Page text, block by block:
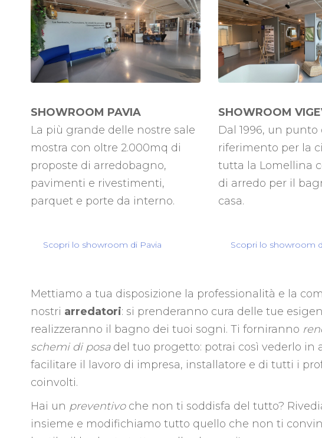
SHOWROOM PAVIA
La più grande delle nostre sale
mostra con oltre 2.000mq di
proposte di arredobagno,
pavimenti e rivestimenti,
parquet e porte da interno.
Scopri lo showroom di Pavia
SHOWROOM
Dal 1996, un punto
riferimento per la
tutta la Lomellina
di arredo per il
casa.
Scopri lo showroom
Mettiamo a tua disposizione la professionalità e la
nostri arredatori: si prenderanno cura delle tue
realizzeranno il bagno dei tuoi sogni. Ti forniranno
schemi di posadel tuo progetto: potrai così vederlo in
facilitare il lavoro di impresa, installatore e di tutti i
coinvolti.
Hai un preventivoche non ti soddisfa del tutto?
insieme e modifichiamo tutto quello che non ti